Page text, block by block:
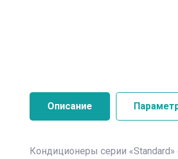
Описание
Кондиционеры серии